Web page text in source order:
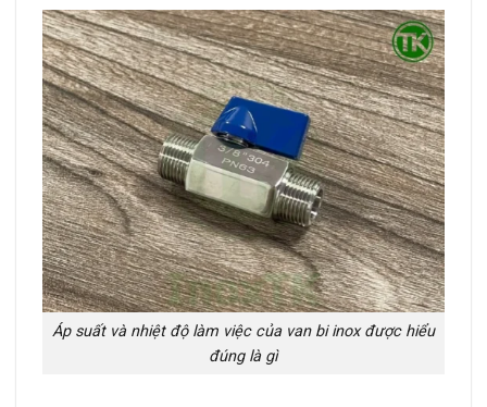
Áp suất và nhiệt độ làm việc của van bi inox được hiểu
đúng là gì